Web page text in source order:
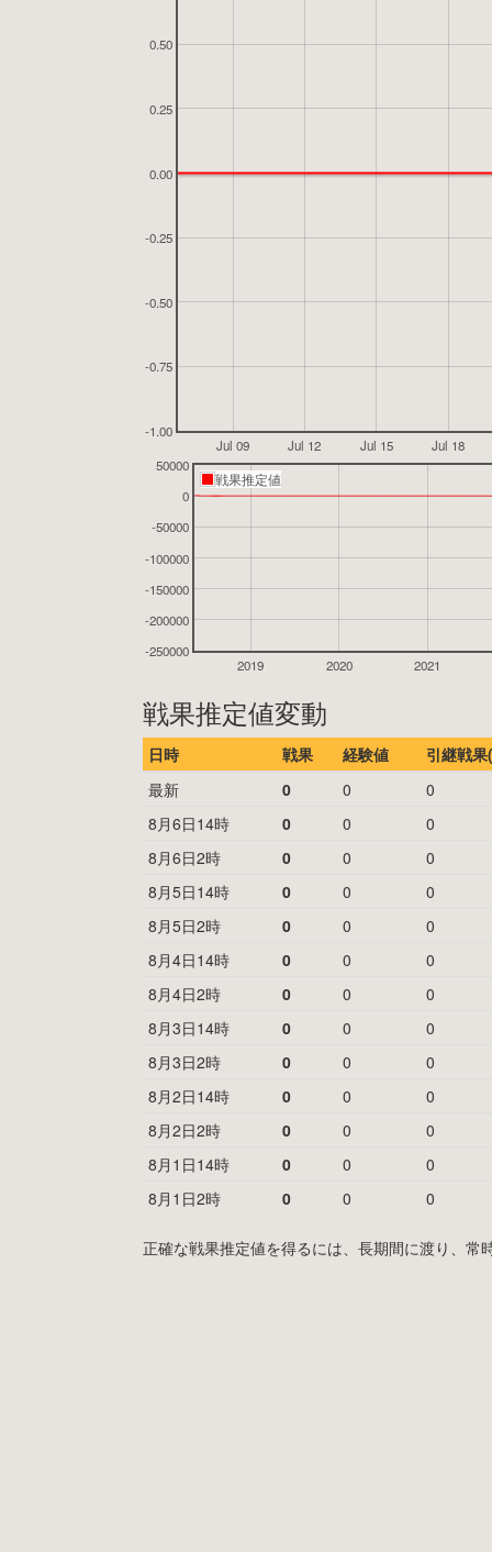
Jul 09 Jul 12 Jul 15 Jul 18
-1.00
-0.75
-0.50
-0.25
0.00
0.25
0.50
2019 2020 2021
0
50000
-250000
-200000
-150000
-100000
-50000
戦果推定値
戦果推定値変動
日時 戦果 経験値
引継戦
最新
0 0
0
8月6日14時
0 0
0
8月6日2時
0 0
0
8月5日14時
0 0
0
8月5日2時
0 0
0
8月4日14時
0 0
0
8月4日2時
0 0
0
8月3日14時
0 0
0
8月3日2時
0 0
0
8月2日14時
0 0
0
8月2日2時
0 0
0
8月1日14時
0 0
0
8月1日2時
0 0 0
正確な戦果推定値を得るには、長期間に渡り、